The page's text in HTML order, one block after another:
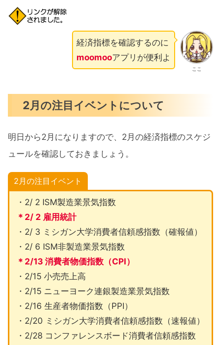
ここ
経済指標を確認するのに
moomooアプリが便利よ
2月の注目イベントについて
明日から2月になりますので、2月の経済指標のスケジ
ュールを確認しておきましょう。
2月の注目イベント
・2/ 2 ISM製造業景気指数
＊2/ 2 雇用統計
・2/ 3 ミシガン大学消費者信頼感指数（確報値）
・2/ 6 ISM非製造業景気指数
＊2/13 消費者物価指数（CPI）
・2/15 小売売上高
・2/15 ニューヨーク連銀製造業景気指数
・2/16 生産者物価指数（PPI）
・2/20 ミシガン大学消費者信頼感指数（速報値）
・2/28 コンファレンスボード消費者信頼感指数